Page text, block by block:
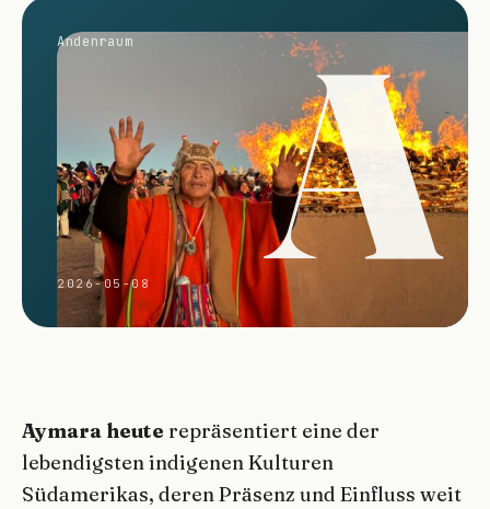
Andenraum A
2026-05-08
Aymara heute repräsentiert eine der
lebendigsten indigenen Kulturen
Südamerikas, deren Präsenz und Einfluss weit